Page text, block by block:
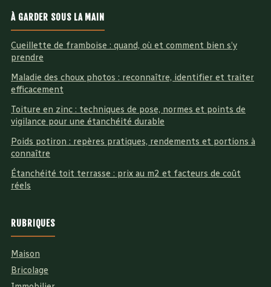
À GARDER SOUS LA MAIN
Cueillette de framboise : quand, où et comment bien s’y
prendre
Maladie des choux photos : reconnaître, identifier et traiter
efficacement
Toiture en zinc : techniques de pose, normes et points de
vigilance pour une étanchéité durable
Poids potiron : repères pratiques, rendements et portions à
connaître
Étanchéité toit terrasse : prix au m2 et facteurs de coût
réels
RUBRIQUES
Maison
Bricolage